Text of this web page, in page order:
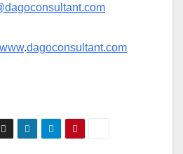
.dagoconsultant.com